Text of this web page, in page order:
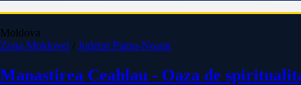
Moldova
Zona Moldovei / Judetul Piatra-Neamt
Manastirea Ceahlau - Oaza de